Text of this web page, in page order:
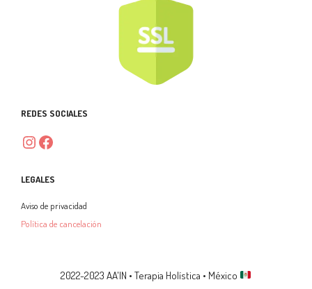
REDES SOCIALES
Instagram
Facebook
LEGALES
Aviso de privacidad
Política de cancelación
2022-2023 AA'IN • Terapia Holística • México